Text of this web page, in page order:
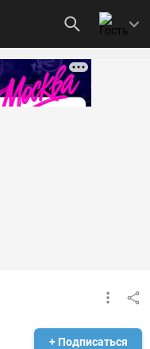
+ Подписаться